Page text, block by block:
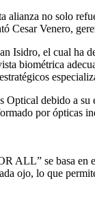
alianza no solo
Cesar Venero,
Isidro, el cual ha
biométrica
Optical debido a
por ópticas
ALL” se basa en
ojo, lo que